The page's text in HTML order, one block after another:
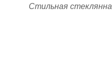
Стильная